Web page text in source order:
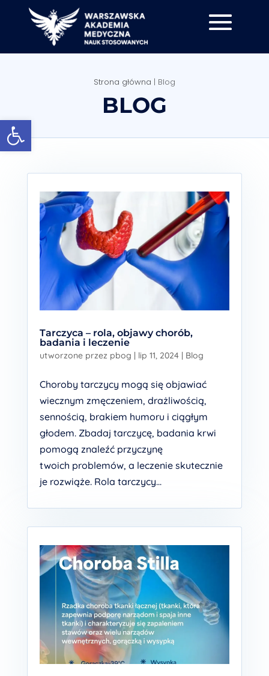
Strona główna | Blog
BLOG
Tarczyca – rola, objawy chorób,
badania i leczenie
utworzone przez pbog | lip 11, 2024| Blog
Choroby tarczycy mogą się objawiać
wiecznym zmęczeniem, drażliwością,
sennością, brakiem humoru i ciągłym
głodem. Zbadaj tarczycę, badania krwi
pomogą znaleźć przyczynę
twoich problemów, a leczenie skutecznie
je rozwiąże. Rola tarczycy...
Otwórz pasek narzędzi